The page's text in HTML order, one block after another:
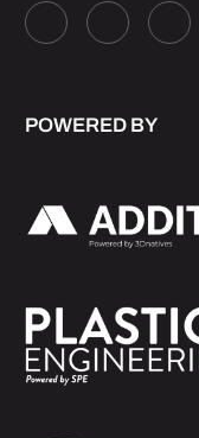
POWERED BY